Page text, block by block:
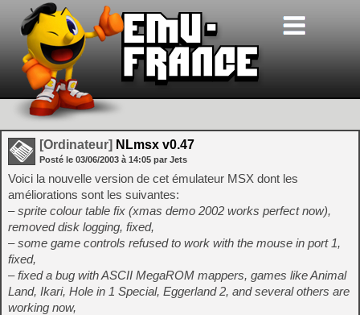
[Ordinateur] NLmsx v0.47
Posté le 03/06/2003 à 14:05 par Jets
Voici la nouvelle version de cet émulateur MSX dont les
améliorations sont les suivantes:
– sprite colour table fix (xmas demo 2002 works perfect now),
removed disk logging, fixed,
– some game controls refused to work with the mouse in port 1,
fixed,
– fixed a bug with ASCII MegaROM mappers, games like Animal
Land, Ikari, Hole in 1 Special, Eggerland 2, and several others are
working now,